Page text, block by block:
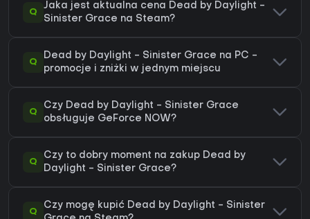
Q
Jaka jest aktualna cena Dead by Daylight -
Sinister Grace na Steam?
Q
Dead by Daylight - Sinister Grace na PC -
promocje i zniżki w jednym miejscu
Q
Czy Dead by Daylight - Sinister Grace
obsługuje GeForce NOW?
Q
Czy to dobry moment na zakup Dead by
Daylight - Sinister Grace?
Q
Czy mogę kupić Dead by Daylight - Sinister